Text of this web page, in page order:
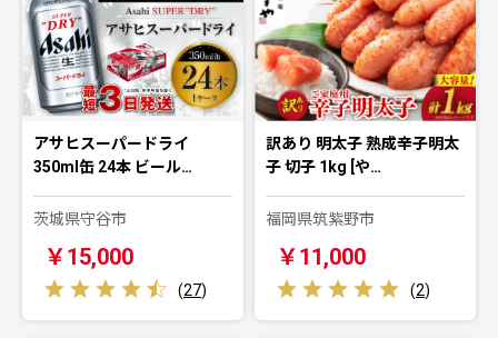
アサヒスーパードライ
350ml缶 24本 ビール…
茨城県守谷市
￥15,000
(27)
訳あり 明太子 熟成辛子明太
子 切子 1kg [や…
福岡県筑紫野市
￥11,000
(2)